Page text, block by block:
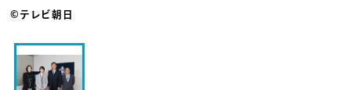
©テレビ朝日